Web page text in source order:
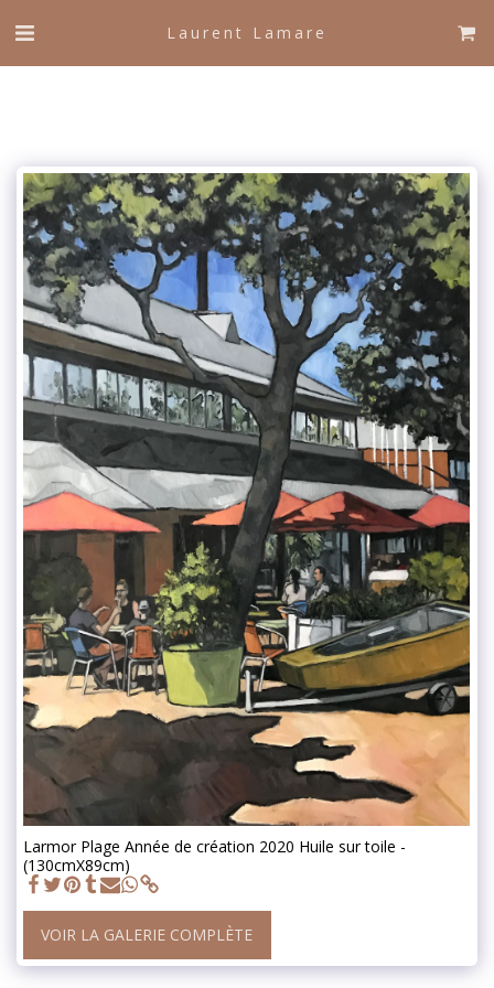
Laurent Lamare
Larmor Plage Année de création 2020 Huile sur toile -
(130cmX89cm)
VOIR LA GALERIE COMPLÈTE